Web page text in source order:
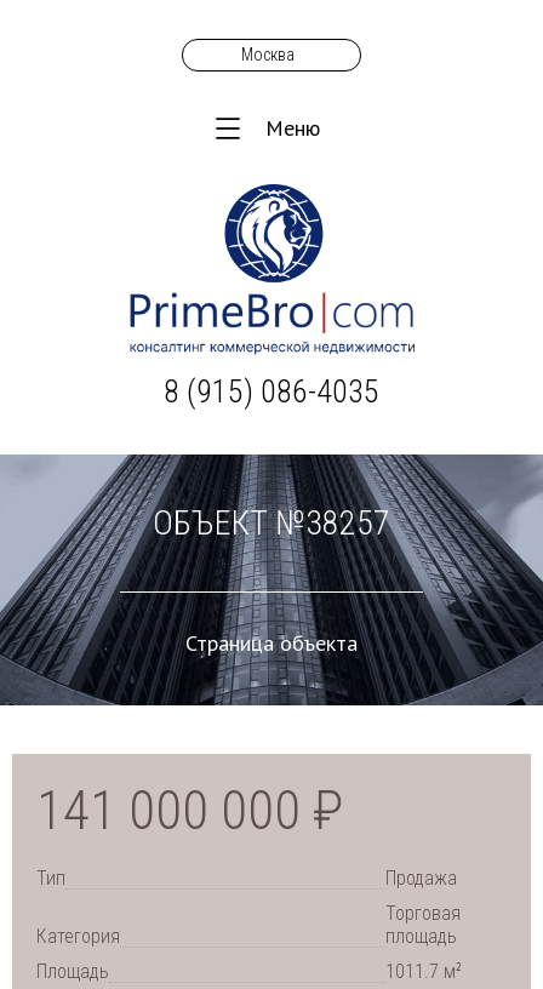
Москва
Меню
8 (915) 086-4035
ОБЪЕКТ №38257
Страница объекта
141 000 000 ₽
Тип Продажа
Категория
Торговая
площадь
Площадь
1011.7 м2